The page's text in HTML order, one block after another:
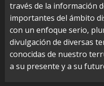
través de la información
importantes del ámbito
con un enfoque serio,
divulgación de diversas
conocidas de nuestro
a su presente y a su